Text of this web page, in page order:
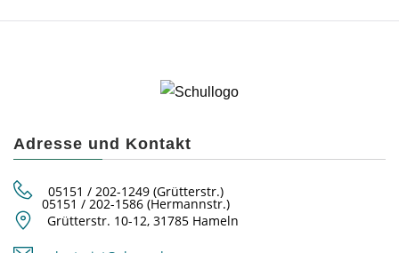
Adresse und Kontakt
05151 / 202-1249 (Grütterstr.)
05151 / 202-1586 (Hermannstr.)
Grütterstr. 10-12, 31785 Hameln